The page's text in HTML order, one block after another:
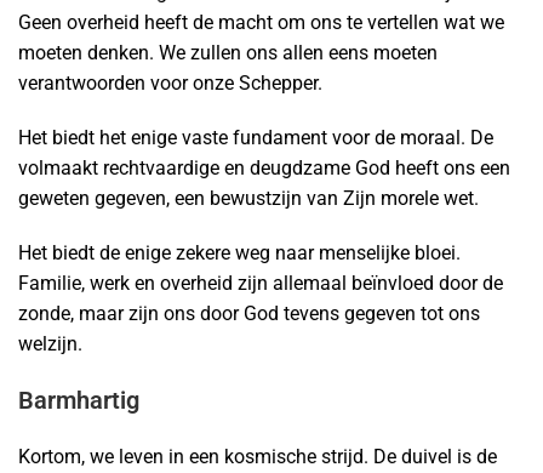
Geen overheid heeft de macht om ons te vertellen wat we
moeten denken. We zullen ons allen eens moeten
verantwoorden voor onze Schepper.
Het biedt het enige vaste fundament voor de moraal. De
volmaakt rechtvaardige en deugdzame God heeft ons een
geweten gegeven, een bewustzijn van Zijn morele wet.
Het biedt de enige zekere weg naar menselijke bloei.
Familie, werk en overheid zijn allemaal beïnvloed door de
zonde, maar zijn ons door God tevens gegeven tot ons
welzijn.
Barmhartig
Kortom, we leven in een kosmische strijd. De duivel is de